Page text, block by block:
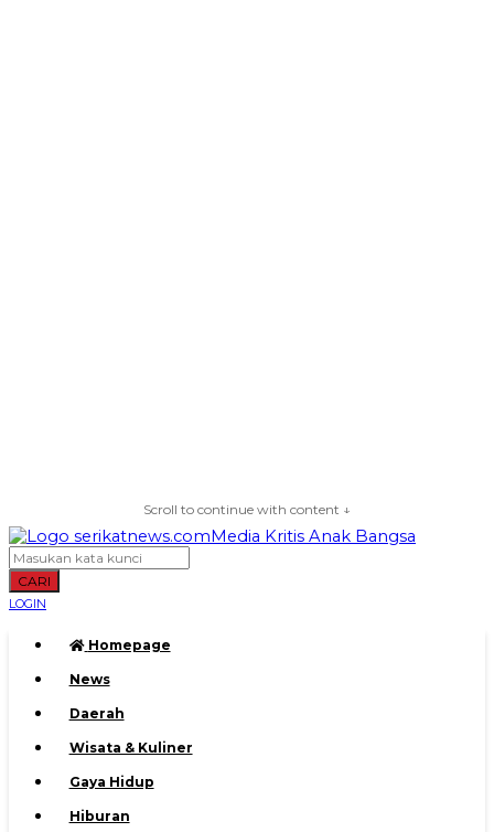
Scroll to continue with content ↓
CARI
LOGIN
Homepage
News
Daerah
Wisata & Kuliner
Gaya Hidup
Hiburan